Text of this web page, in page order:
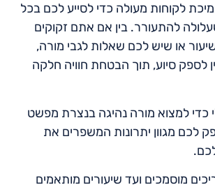
לקוחות מעולה כדי לסייע לכם בכל
להתעורר. בין אם אתם זקוקים
או שיש לכם שאלות לגבי מורה,
לספק סיוע, תוך הבטחת חוויה חלקה
כדי למצוא מורה נהיגה בנצרת מפשט
לכם מגוון יתרונות המשפרים את
מוסמכים ועד שיעורים מותאמים